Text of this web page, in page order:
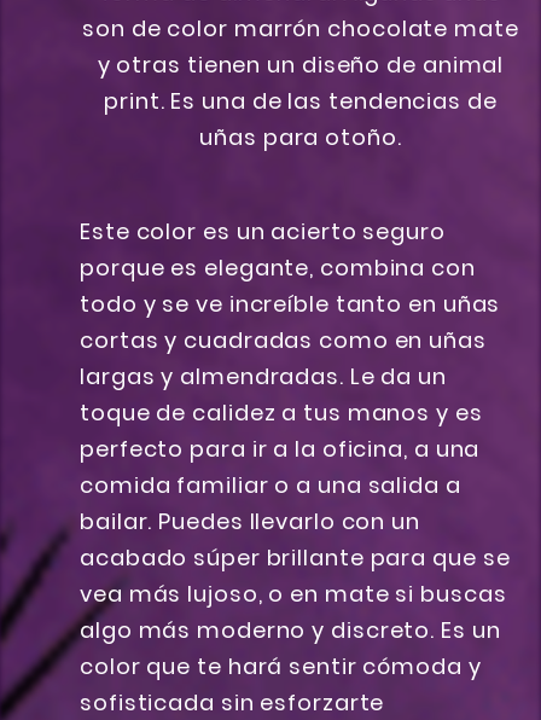
Este color es un acierto seguro
porque es elegante, combina con
todo y se ve increíble tanto en uñas
cortas y cuadradas como en uñas
largas y almendradas. Le da un
toque de calidez a tus manos y es
perfecto para ir a la oficina, a una
comida familiar o a una salida a
bailar. Puedes llevarlo con un
acabado súper brillante para que se
vea más lujoso, o en mate si buscas
algo más moderno y discreto. Es un
color que te hará sentir cómoda y
sofisticada sin esforzarte